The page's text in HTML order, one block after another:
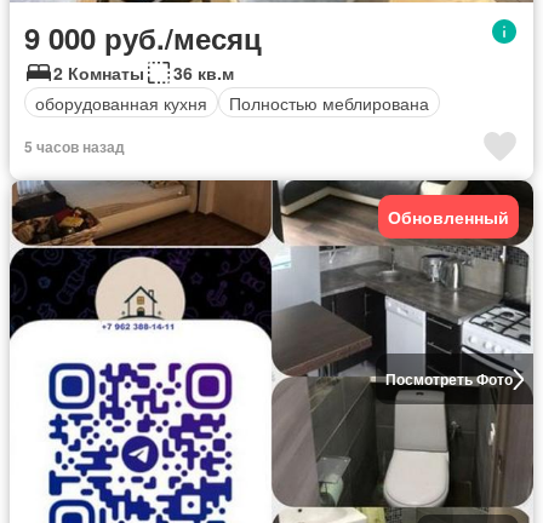
9 000 руб./месяц
2 Комнаты
36 кв.м
оборудованная кухня
Полностью меблирована
5 часов назад
Посмотреть Фото
Обновленный